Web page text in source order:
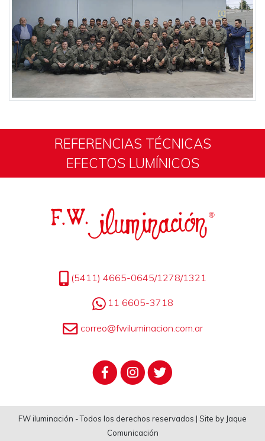
REFERENCIAS TÉCNICAS
EFECTOS LUMÍNICOS
(5411) 4665-0645/1278/1321
11 6605-3718
correo@fwiluminacion.com.ar
FW iluminación - Todos los derechos reservados | Site by Jaque
Comunicación